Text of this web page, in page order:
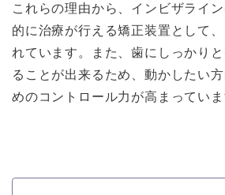
これらの理由から、インビザライ
的に治療が行える矯正装置として
れています。また、歯にしっかり
ることが出来るため、動かしたい
めのコントロール力が高まっていま